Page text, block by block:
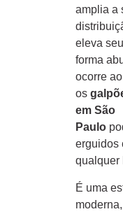
amplia a
eleva
forma
ocorre
os
em São
Paulo
erguidos
qualquer
É uma